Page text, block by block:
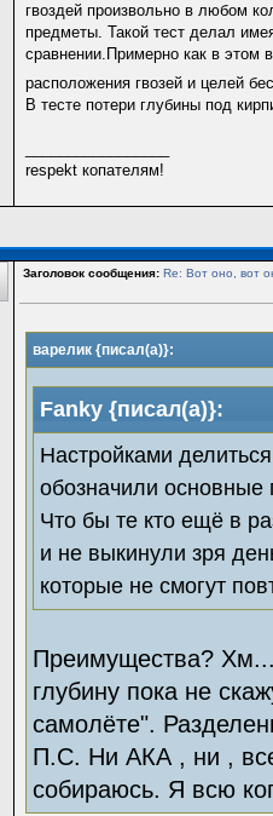
гвоздей произвольно в любом
предметы. Такой тест делал
сравнении.Примерно как в этом
расположения гвозей и целей
В тесте потери глубины под
respekt копателям!
Заголовок сообщения: Re: Вот оно, вот
варелик {писал(а)}:
Fanky {писал(а)}:
Настройками
обозначили основные
Что бы те кто ещё в
и не выкинули зря
которые не смогут
Преимущества?
глубину пока не
самолёте".
П.С. Ни АКА , ни ,
собираюсь. Я всю